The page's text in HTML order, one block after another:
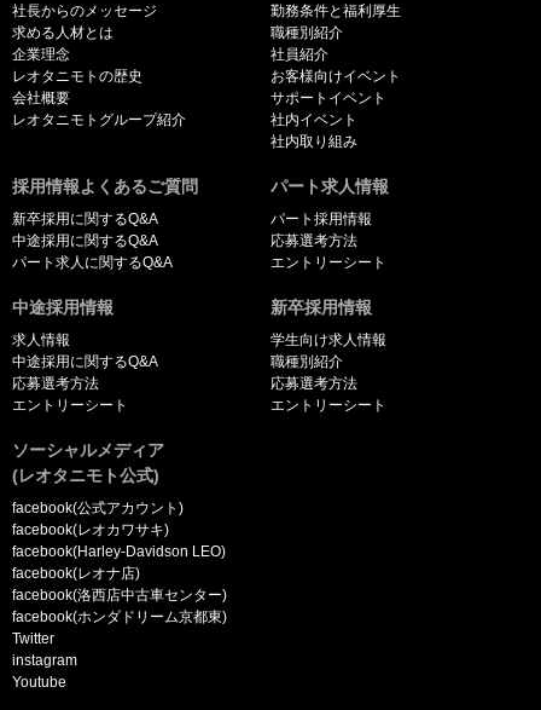
社長からのメッセージ
求める人材とは
企業理念
レオタニモトの歴史
会社概要
レオタニモトグループ紹介
勤務条件と福利厚生
職種別紹介
社員紹介
お客様向けイベント
サポートイベント
社内イベント
社内取り組み
採用情報よくあるご質問
新卒採用に関するQ&A
中途採用に関するQ&A
パート求人に関するQ&A
パート求人情報
パート採用情報
応募選考方法
エントリーシート
中途採用情報
求人情報
中途採用に関するQ&A
応募選考方法
エントリーシート
新卒採用情報
学生向け求人情報
職種別紹介
応募選考方法
エントリーシート
ソーシャルメディア
(レオタニモト公式)
facebook(公式アカウント)
facebook(レオカワサキ)
facebook(Harley-Davidson LEO)
facebook(レオナ店)
facebook(洛西店中古車センター)
facebook(ホンダドリーム京都東)
Twitter
instagram
Youtube